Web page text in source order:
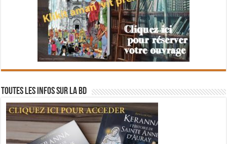
Toutes les infos sur la BD